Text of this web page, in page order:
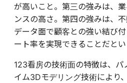
が高いこと。第三の強みは、
ンスの高さ。第四の強みは、
データ面で顧客との強い結び
ート率を実現できることだとい
123看房の技術面の特徴は、
イム3Dモデリング技術により